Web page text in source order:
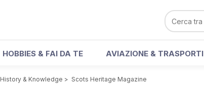
HOBBIES & FAI DA TE AVIAZIONE & TRASPORTI
History & Knowledge > Scots Heritage Magazine